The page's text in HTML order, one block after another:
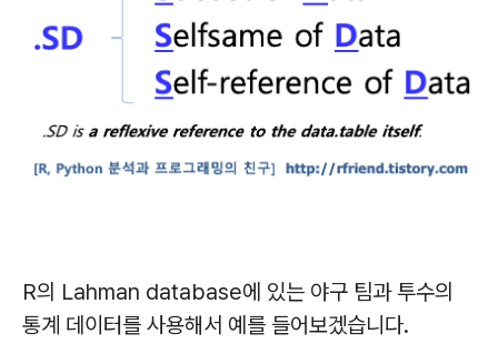
R의 Lahman database에 있는 야구 팀과 투수의
통계 데이터를 사용해서 예를 들어보겠습니다.